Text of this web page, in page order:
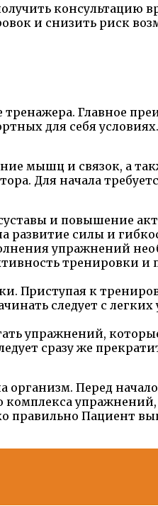
консультацию
и снизить риск
Главное
для себя
мышц и связок, а
Для начала
и повышение
развитие силы и
упражнений
тренировки и
Приступая к
следует с
упражнений,
сразу же
организм. Перед
комплекса
правильно Пациент